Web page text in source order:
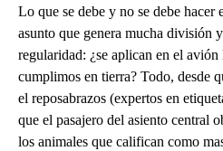
Lo que se debe y no se debe hacer
asunto que genera mucha división
regularidad: ¿se aplican en el avión
cumplimos en tierra? Todo, desde
el reposabrazos (expertos en
que el pasajero del asiento central
los animales que califican como